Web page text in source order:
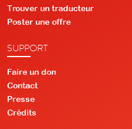
Trouver un traducteur
Poster une offre
SUPPORT
Faire un don
Contact
Presse
Crédits